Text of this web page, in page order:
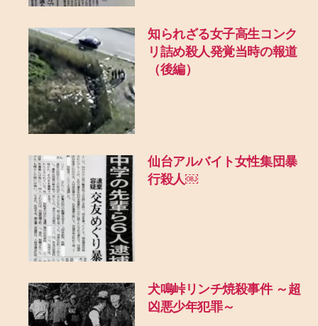
知られざる女子高生コンク
リ詰め殺人発覚当時の報道
（後編）
仙台アルバイト女性集団暴
行殺人￼
犬鳴峠リンチ焼殺事件 ～超
凶悪少年犯罪～